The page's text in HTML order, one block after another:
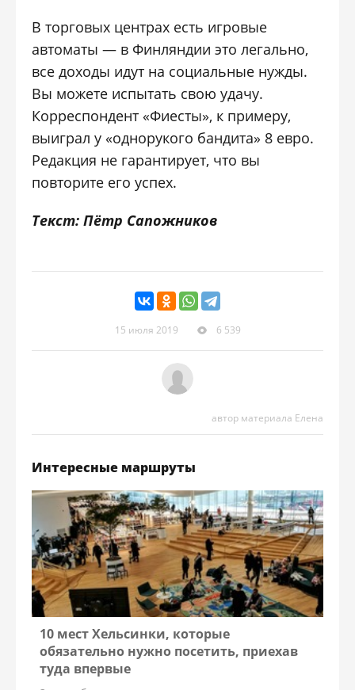
В торговых центрах есть игровые
автоматы — в Финляндии это легально,
все доходы идут на социальные нужды.
Вы можете испытать свою удачу.
Корреспондент «Фиесты», к примеру,
выиграл у «однорукого бандита» 8 евро.
Редакция не гарантирует, что вы
повторите его успех.
Текст: Пётр Сапожников
15 июля 2019 6 539
автор материала Елена
Интересные маршруты
10 мест Хельсинки, которые
обязательно нужно посетить, приехав
туда впервые